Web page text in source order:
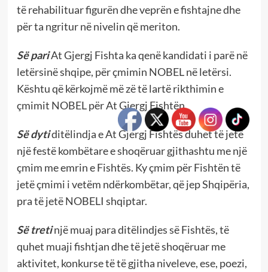
të rehabilituar figurën dhe veprën e fishtajne dhe
për ta ngritur në nivelin që meriton.
Së pariAt Gjergj Fishta ka qenë kandidati i parë në
letërsinë shqipe, për çmimin NOBEL në letërsi.
Kështu që kërkojmë më zë të lartë rikthimin e
çmimit NOBEL për At Gjergj Fishtën.
Së dytiditëlindja e At Gjergj Fishtës duhet të jetë
një festë kombëtare e shoqëruar gjithashtu me një
çmim me emrin e Fishtës. Ky çmim për Fishtën të
jetë çmimi i vetëm ndërkombëtar, që jep Shqipëria,
pra të jetë NOBELI shqiptar.
Së tretinjë muaj para ditëlindjes së Fishtës, të
quhet muaji fishtjan dhe të jetë shoqëruar me
aktivitet, konkurse të të gjitha niveleve, ese, poezi,